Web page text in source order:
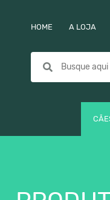
HOME A LOJA